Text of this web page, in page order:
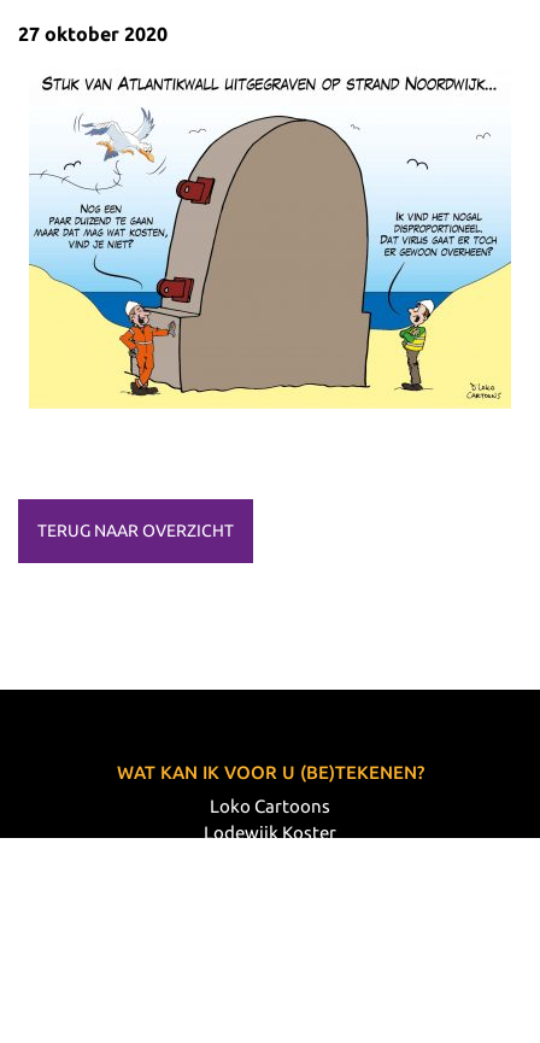
27 oktober 2020
TERUG NAAR OVERZICHT
WAT KAN IK VOOR U (BE)TEKENEN?
Loko Cartoons
Lodewijk Koster